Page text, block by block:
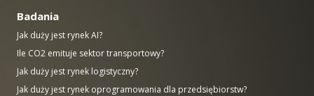
Badania
Jak duży jest rynek AI?
Ile CO2 emituje sektor transportowy?
Jak duży jest rynek logistyczny?
Jak duży jest rynek oprogramowania dla przedsiębiorstw?